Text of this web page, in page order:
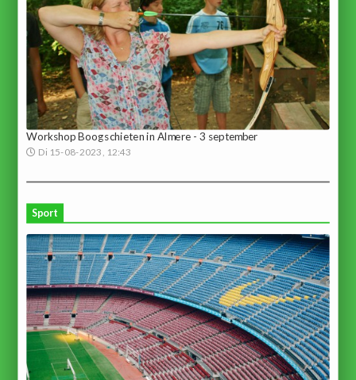
Workshop Boogschieten in Almere - 3 september
Di 15-08-2023, 12:43
Sport